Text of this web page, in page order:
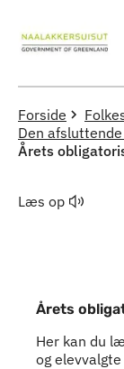
Forside
Den
Årets
Læs op
Årets
Her kan du
og